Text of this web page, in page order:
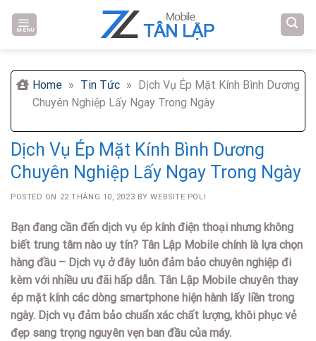
MENU
Home » Tin Tức » Dịch Vụ Ép Mặt Kính Bình Dương
Chuyên Nghiệp Lấy Ngay Trong Ngày
Dịch Vụ Ép Mặt Kính Bình Dương
Chuyên Nghiệp Lấy Ngay Trong Ngày
POSTED ON 22 THÁNG 10, 2023 BYWEBSITE POLI
Bạn đang cần đến dịch vụ ép kính điện thoại nhưng không
biết trung tâm nào uy tín? Tân Lập Mobile chính là lựa chọn
hàng đầu – Dịch vụ ở đây luôn đảm bảo chuyên nghiệp đi
kèm với nhiều ưu đãi hấp dẫn. Tân Lập Mobile chuyên thay
ép mặt kính các dòng smartphone hiện hành lấy liền trong
ngày. Dịch vụ đảm bảo chuẩn xác chất lượng, khôi phục vẻ
đẹp sang trọng nguyên vẹn ban đầu của máy.